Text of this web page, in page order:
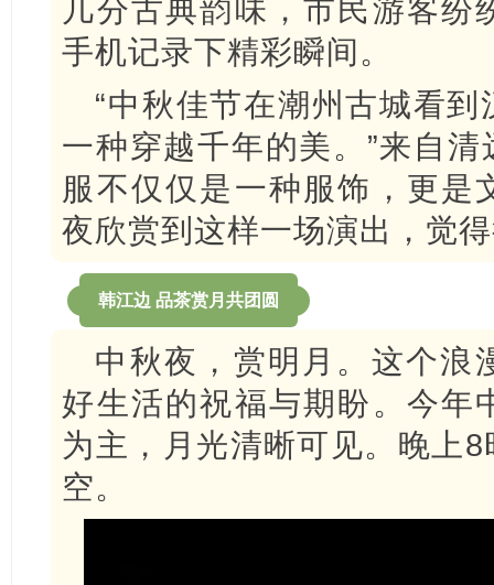
几分古典韵味，市民游客纷
手机记录下精彩瞬间。
“中秋佳节在潮州古城看
一种穿越千年的美。”来自
服不仅仅是一种服饰，更是
夜欣赏到这样一场演出，觉
韩江边 品茶赏月共团圆
中秋夜，赏明月。这个浪
好生活的祝福与期盼。今年
为主，月光清晰可见。晚上
空。